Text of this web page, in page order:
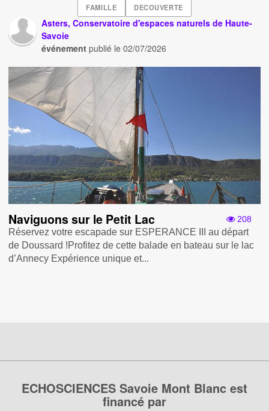
FAMILLE DECOUVERTE
Asters, Conservatoire d'espaces naturels de Haute-
Savoie
événement publié le02/07/2026
208
Naviguons sur le Petit Lac
Réservez votre escapade sur ESPERANCE III au départ
de Doussard !Profitez de cette balade en bateau sur le lac
d’Annecy Expérience unique et...
ECHOSCIENCES Savoie Mont Blanc est
financé par